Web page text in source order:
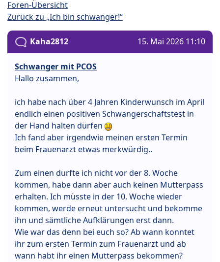
Foren-Übersicht
Zurück zu „Ich bin schwanger!“
Kaha2812 15. Mai 2026 11:10
Schwanger mit PCOS
Hallo zusammen,
ich habe nach über 4 Jahren Kinderwunsch im April
endlich einen positiven Schwangerschaftstest in
der Hand halten dürfen
Ich fand aber irgendwie meinen ersten Termin
beim Frauenarzt etwas merkwürdig..
Zum einen durfte ich nicht vor der 8. Woche
kommen, habe dann aber auch keinen Mutterpass
erhalten. Ich müsste in der 10. Woche wieder
kommen, werde erneut untersucht und bekomme
ihn und sämtliche Aufklärungen erst dann.
Wie war das denn bei euch so? Ab wann konntet
ihr zum ersten Termin zum Frauenarzt und ab
wann habt ihr einen Mutterpass bekommen?